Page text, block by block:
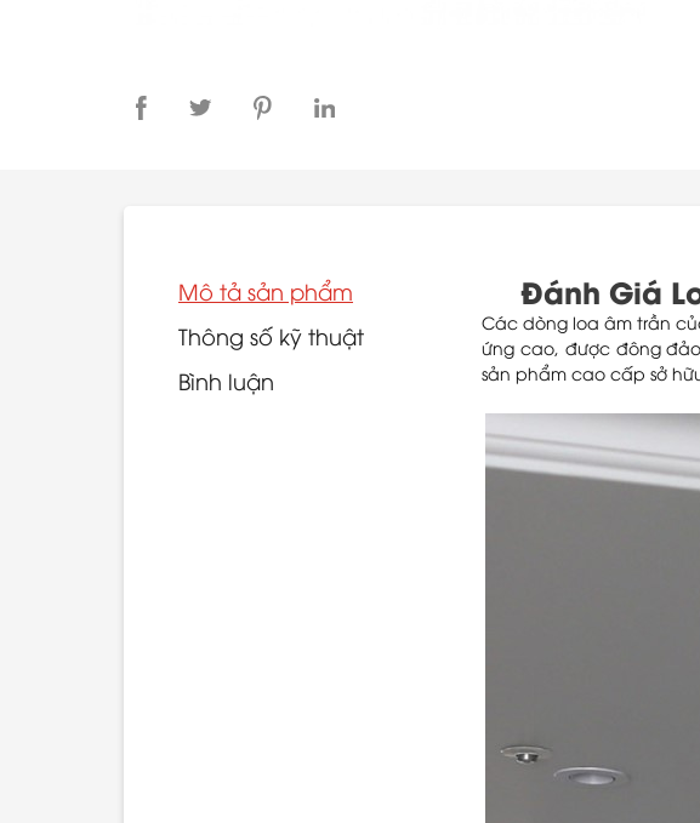
Mô tả sản phẩm
Thông số kỹ thuật
Bình luận
Đánh Giá
Các dòng loa âm trần
ứng cao, được đông đảo
sản phẩm cao cấp sở